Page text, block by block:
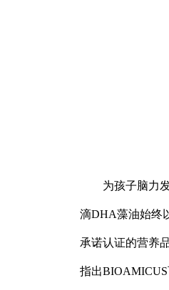
为孩子脑力
滴DHA藻油始终
承诺认证的营养
指出